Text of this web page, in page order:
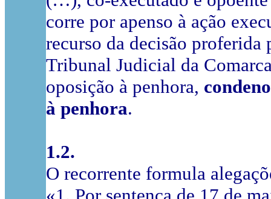
corre por apenso à ação
recurso da decisão
Tribunal Judicial da
oposição à penhora,
à penhora.
1.2.
O recorrente formula